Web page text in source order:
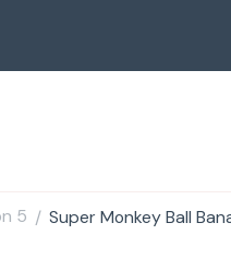
5 / Super Monkey Ball